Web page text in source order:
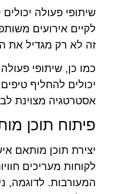
שיתופי פעולה
לקיים אירועים
זה לא רק מגדיל את
כמו כן, שיתופי
יכולים להחליף
אסטרטגיה מצוינת
פיתוח תוכן
יצירת תוכן מותאם
לקוחות מעריכים
המעורבות. לדוגמה,